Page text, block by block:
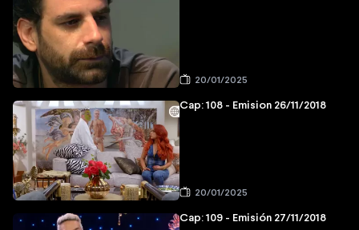
20/01/2025
Cap: 108 - Emision 26/11/2018
20/01/2025
Cap: 109 - Emisión 27/11/2018